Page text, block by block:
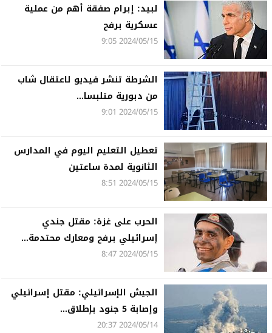
لبيد: إبرام صفقة أهم من عملية
عسكرية برفح
2024/05/15 9:05
الشرطة تنشر فيديو لاعتقال شاب
من دبورية متلبسا...
2024/05/15 9:01
تعطيل التعليم اليوم في المدارس
الثانوية لمدة ساعتين
2024/05/15 8:51
الحرب على غزة: مقتل جندي
إسرائيلي برفح ومعارك محتدمة...
2024/05/15 8:47
الجيش الإسرائيلي: مقتل إسرائيلي
وإصابة 5 جنود بإطلاق...
2024/05/14 20:37